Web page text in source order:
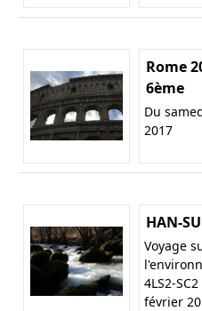
Rome
6ème
Du
2017
HAN-
Voyage
4LS2-
février